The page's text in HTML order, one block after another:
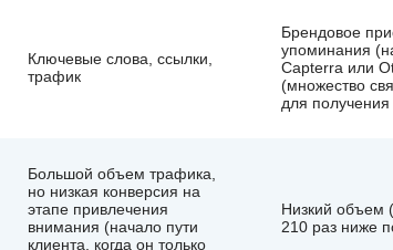
Ключевые слова, ссылки,
трафик
Брендовое
упоминания
Capterra или
(множество
для
Большой объем трафика,
но низкая конверсия на
этапе привлечения
внимания (начало пути
клиента, когда он только
Низкий объем
210 раз ниже